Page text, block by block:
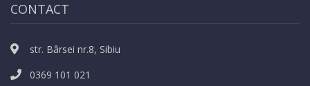
CONTACT
str. Bârsei nr.8, Sibiu
0369 101 021